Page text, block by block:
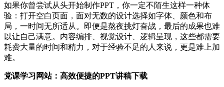
如果你曾尝试从头开始制作PPT，你一定不陌生这样一种体
验：打开空白页面，面对无数的设计选择如字体、颜色和布
局，一时间无所适从。即便是熬夜挑灯奋战，最后的成果也难
以让自己满意。内容编排、视觉设计、逻辑呈现，这些都需要
耗费大量的时间和精力，对于经验不足的人来说，更是难上加
难。
党课学习网站：高效便捷的PPT讲稿下载